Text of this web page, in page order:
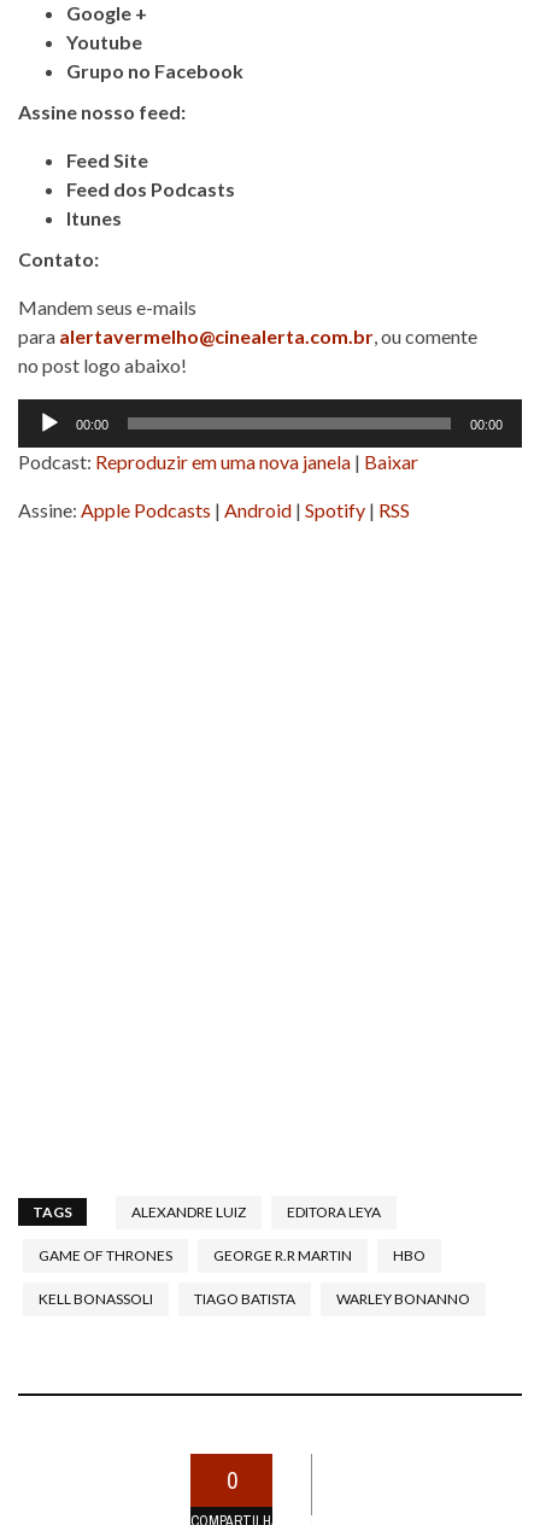
Google +
Youtube
Grupo no Facebook
Assine nosso feed:
Feed Site
Feed dos Podcasts
Itunes
Contato:
Mandem seus e-mails
para alertavermelho@cinealerta.com.br, ou comente
no post logo abaixo!
Tocador
áudio
00:00 00:00
Podcast: Reproduzir em uma nova janela | Baixar
Assine: Apple Podcasts | Android | Spotify | RSS
TAGS ALEXANDRE LUIZ EDITORA LEYA
GAME OF THRONES GEORGE R.R MARTIN HBO
KELL BONASSOLI TIAGO BATISTA WARLEY BONANNO
0